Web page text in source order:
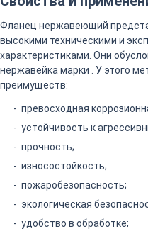
Фланец нержавеющий
высокими техническими и
характеристиками. Они
нержавейка марки . У этого
преимуществ:
превосходная
устойчивость к
прочность;
износостойкость;
пожаробезопасность;
экологическая
удобство в обработке;